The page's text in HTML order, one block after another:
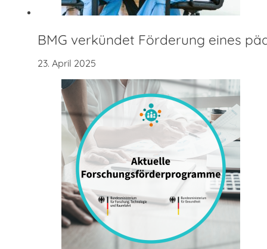
BMG verkündet Förderung eines
23. April 2025